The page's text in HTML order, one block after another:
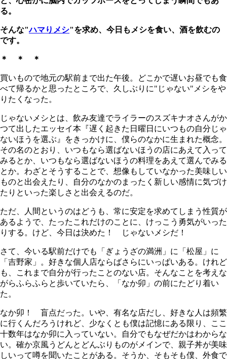
る。
そんな"ハマりメシ"を求め、今日もメシを食い、酒を飲むの
です。
＊ ＊ ＊
買いもので地元の駅前まで出た午後。どこかで遅いお昼でも食
べて帰るかと思ったところで、久しぶりに"じゃない"メシをや
りたくなった。
じゃないメシとは、飲み友達でライラーのスズキナオさんがか
つて出したエッセイ本『遅く起きた日曜日にいつもの自分じゃ
ないほうを選ぶ』をきっかけに、僕らのなかに生まれた概念。
その名のとおり、いつもなら選ばないほうの店にあえて入って
みるとか、いつもなら選ばないほうの料理をあえて選んでみる
とか。わざとそうすることで、想像もしていなかった美味しい
ものと出会えたり、自分のなかのまったく新しい感情に気づけ
たりといった楽しさと出会えるのだ。
ただ、人間というのはどうも、常に安定を求めてしまう性質が
あるようで、たったこれだけのことに、けっこう勇気がいった
りする。けど、今日は決めた！ じゃないメシだ！
さて、今いる駅前だけでも「ぎょうざの満洲」に「松屋」に
「吉野家」。好きな個人店ならばさらにいっぱいある。けれど
も、これまで自分が行ったことのない店。そんなことを考えな
がらふらふらと歩いていたら、「なか卯」の前にたどり着い
た。
なか卯！ 盲点だった。いや、有名な店だし、好きな人は頻繁
に行くんだろうけれど、少なくとも僕は記憶にある限り、ここ
十数年はなか卯に入っていない。自分でもなぜだかはわからな
い。確か京風うどんとどんぶりものがメインで、親子丼が美味
しいって噂を聞いたことがある。そうか、そもそも僕、外食で